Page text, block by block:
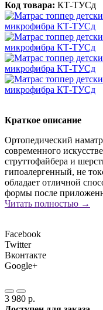
Код товара: КТ-ТУСд
Краткое описание
Ортопедический
современного
струттофайбера и
гипоалергенный, не
обладает отличной
формы после
Читать полностью →
Facebook
Twitter
Вконтакте
Google+
3 980 р.